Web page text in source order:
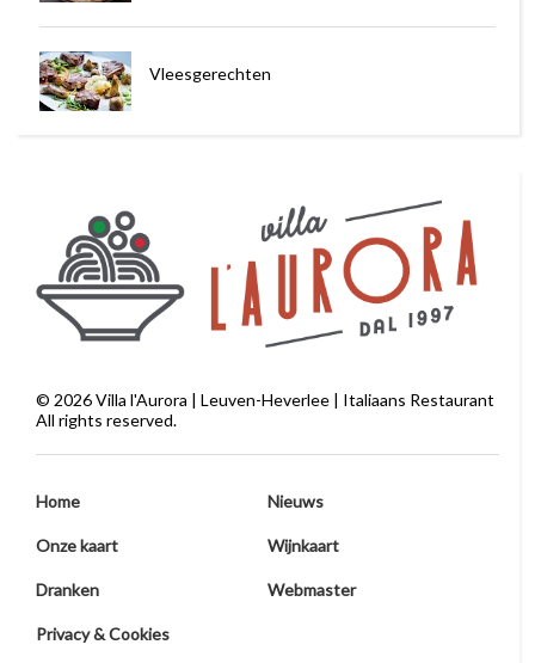
Vleesgerechten
© 2026Villa l'Aurora | Leuven-Heverlee | Italiaans Restaurant
All rights reserved.
Home Nieuws
Onze kaart Wijnkaart
Dranken Webmaster
Privacy & Cookies